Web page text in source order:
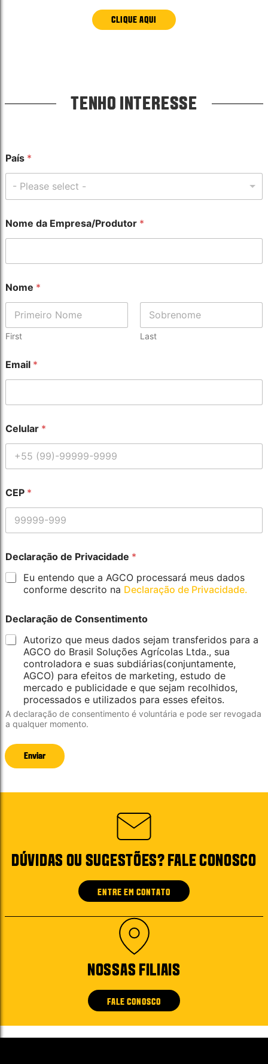
CLIQUE AQUI
TENHO INTERESSE
País *
- Please select -
Nome da Empresa/Produtor *
Nome *
First Last
Email *
Celular *
o
m
m
p
r
e
/
r
r
CEP *
Declaração de Privacidade *
Eu entendo que a AGCO processará meus dados
conforme descrito na Declaração de Privacidade.
Declaração de Consentimento
Autorizo que meus dados sejam transferidos para a
AGCO do Brasil Soluções Agrícolas Ltda., sua
controladora e suas subdiárias(conjuntamente,
AGCO) para efeitos de marketing, estudo de
mercado e publicidade e que sejam recolhidos,
processados e utilizados para esses efeitos.
A declaração de consentimento é voluntária e pode ser revogada
a qualquer momento.
Enviar
DÚVIDAS OU SUGESTÕES? FALE CONOSCO
ENTRE EM CONTATO
NOSSAS FILIAIS
FALE CONOSCO